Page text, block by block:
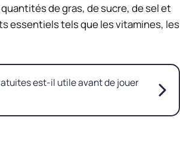
de gras, de sucre, de sel et
essentiels tels que les vitamines, les
est-il utile avant de jouer